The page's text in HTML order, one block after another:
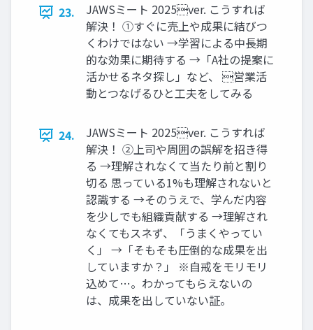
23.
JAWSミート 2025ver. こうすれば
解決！ ①すぐに売上や成果に結びつ
くわけではない →学習による中⻑期
的な効果に期待する →「A社の提案に
活かせるネタ探し」など、 営業活
動とつなげるひと⼯夫をしてみる
24.
JAWSミート 2025ver. こうすれば
解決！ ②上司や周囲の誤解を招き得
る →理解されなくて当たり前と割り
切る 思っている1%も理解されないと
認識する →そのうえで、学んだ内容
を少しでも組織貢献する →理解され
なくてもスネず、「うまくやってい
く」 →「そもそも圧倒的な成果を出
していますか？」 ※⾃戒をモリモリ
込めて…。わかってもらえないの
は、成果を出していない証。